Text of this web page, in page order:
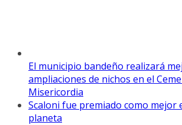
El municipio bandeño realizará
ampliaciones de nichos en el
Misericordia
Scaloni fue premiado como mejor
planeta